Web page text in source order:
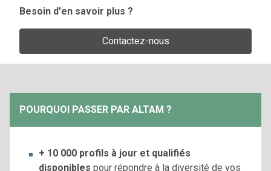
Besoin d'en savoir plus ?
Contactez-nous
POURQUOI PASSER PAR ALTAM ?
+ 10 000 profils à jour et qualifiés
disponibles pour répondre à la diversité de vos